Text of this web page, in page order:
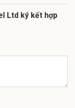
Ltd ký kết hợp